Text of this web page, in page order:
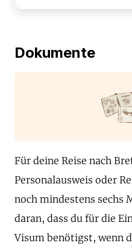
Dokumente
Für deine Reise nach
Personalausweis oder
noch mindestens sechs
daran, dass du für die
Visum benötigst, wenn